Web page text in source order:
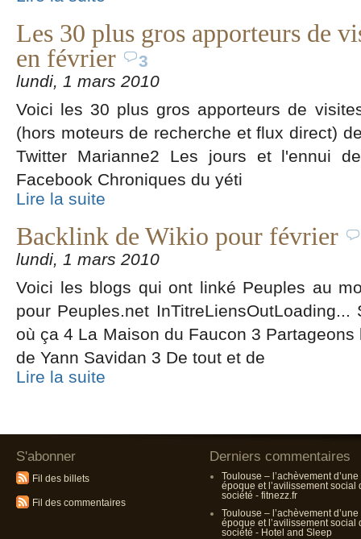
Les 30 plus gros apporteurs de
en février
3
lundi, 1 mars 2010
Voici les 30 plus gros apporteurs de
(hors moteurs de recherche et flux direct)
Twitter Marianne2 Les jours et l'ennui
Facebook Chroniques du yéti
Lire la suite
Backlink de Wikio pour février
lundi, 1 mars 2010
Voici les blogs qui ont linké Peuples au
pour Peuples.net InTitreLiensOutLoading...
où ça 4 La Maison du Faucon 3
de Yann Savidan 3 De tout et de
Lire la suite
S'abonner
Fil des billets
Fil des commentaires
Derniers commentaires
Toulouse – l’achèvement d’une
époque et l’avilissement social
société - fitnezz.fr
Toulouse – l’achèvement d’une
époque et l’avilissement social
société - Hotel and Sleep